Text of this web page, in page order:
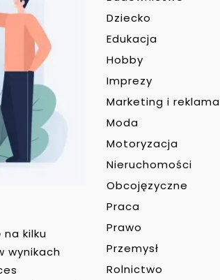
kilku
wynikach
Dziecko
Edukacja
Hobby
Imprezy
Marketing i reklama
Moda
Motoryzacja
Nieruchomości
Obcojęzyczne
Praca
Prawo
Przemysł
Rolnictwo